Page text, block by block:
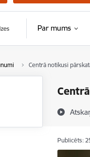
Par mums
Centrā notikusi
Publicēts: